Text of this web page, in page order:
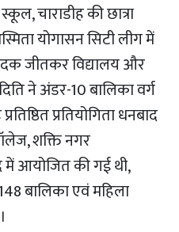
चाराडीह की छात्रा
योगासन सिटी लीग में
जीतकर विद्यालय और
ने अंडर-10 बालिका वर्ग
प्रतियोगिता धनबाद
शक्ति नगर
आयोजित की गई थी,
बालिका एवं महिला